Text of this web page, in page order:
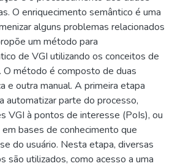
O enriquecimento semântico é uma
alguns problemas relacionados
um método para
de VGI utilizando os conceitos de
O método é composto de duas
e outra manual. A primeira etapa
automatizar parte do processo,
VGI à pontos de interesse (PoIs), ou
bases de conhecimento que
do usuário. Nesta etapa, diversas
são utilizados, como acesso a uma